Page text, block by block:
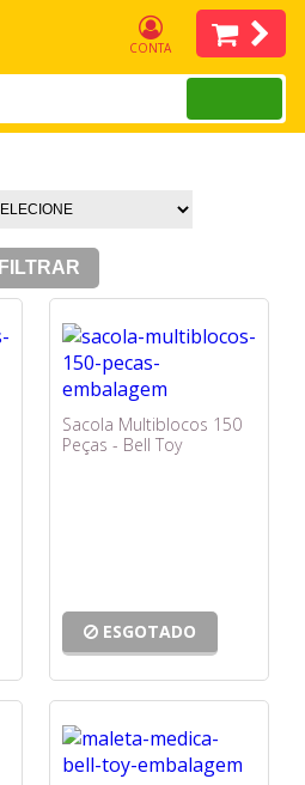
CONTA
FILTRAR
Sacola Multiblocos 150
Peças - Bell Toy
ESGOTADO